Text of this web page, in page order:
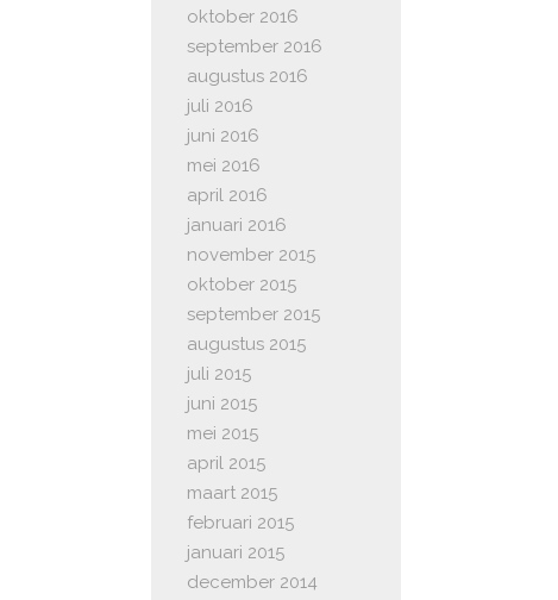
oktober 2016
september 2016
augustus 2016
juli 2016
juni 2016
mei 2016
april 2016
januari 2016
november 2015
oktober 2015
september 2015
augustus 2015
juli 2015
juni 2015
mei 2015
april 2015
maart 2015
februari 2015
januari 2015
december 2014